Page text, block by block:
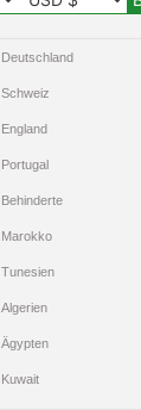
Deutschland
Schweiz
England
Portugal
Behinderte
Marokko
Tunesien
Algerien
Ägypten
Kuwait